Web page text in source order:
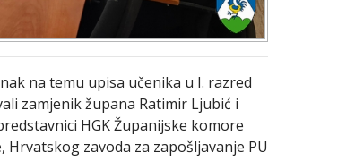
na temu upisa učenika u I. razred
zamjenik župana Ratimir Ljubić i
HGK Županijske komore
zavoda za zapošljavanje PU